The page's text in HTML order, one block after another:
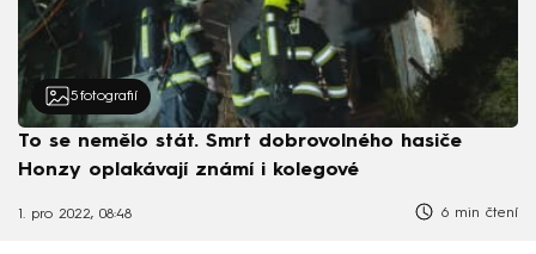
5 fotografií
To se nemělo stát. Smrt dobrovolného hasiče
Honzy oplakávají známí i kolegové
1. pro 2022, 08:48 6 min čtení